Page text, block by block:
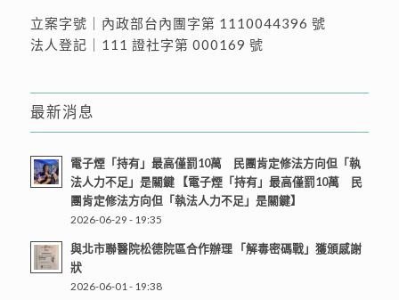
立案字號｜內政部台內團字第 1110044396 號
法人登記｜111 證社字第 000169 號
最新消息
電子煙「持有」最高僅罰10萬 民團肯定修法方向但「執
法人力不足」是關鍵 【電子煙「持有」最高僅罰10萬 民
團肯定修法方向但「執法人力不足」是關鍵】
2026-06-29 - 19:35
與北市聯醫院松德院區合作辦理 「解毒密碼戰」獲頒感謝
狀
2026-06-01 - 19:38